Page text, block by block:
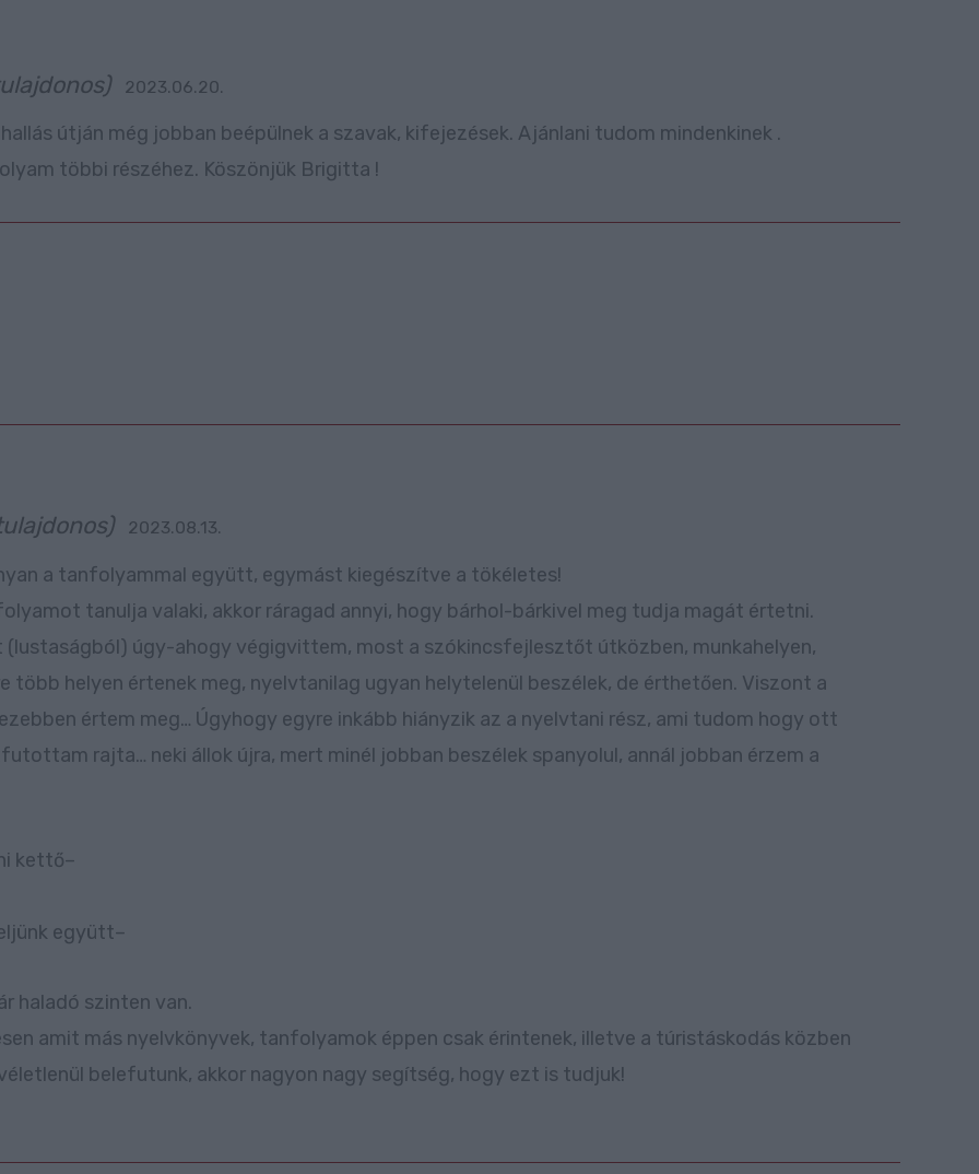
2023.06.20.
útján még jobban beépülnek a szavak, kifejezések. Ajánlani tudom mindenkinek .
többi részéhez. Köszönjük Brigitta !
2023.08.13.
a tanfolyammal együtt, egymást kiegészítve a tökéletes!
tanulja valaki, akkor ráragad annyi, hogy bárhol-bárkivel meg tudja magát értetni.
úgy-ahogy végigvittem, most a szókincsfejlesztőt útközben, munkahelyen,
több helyen értenek meg, nyelvtanilag ugyan helytelenül beszélek, de érthetően. Viszont a
értem meg… Úgyhogy egyre inkább hiányzik az a nyelvtani rész, ami tudom hogy ott
rajta… neki állok újra, mert minél jobban beszélek spanyolul, annál jobban érzem a
kettő–
együtt–
haladó szinten van.
amit más nyelvkönyvek, tanfolyamok éppen csak érintenek, illetve a túristáskodás közben
belefutunk, akkor nagyon nagy segítség, hogy ezt is tudjuk!